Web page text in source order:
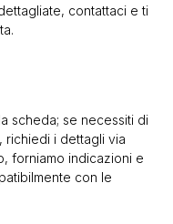
contattaci e ti
scheda; se necessiti di
richiedi i dettagli via
forniamo indicazioni e
con le